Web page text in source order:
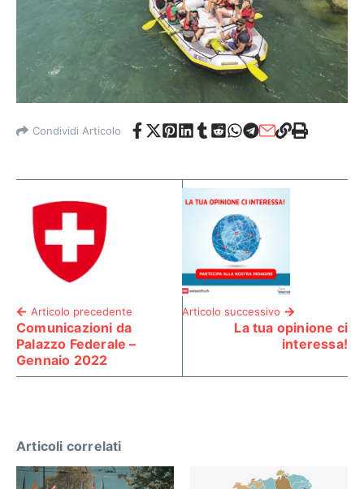
Condividi Articolo
Articolo precedente
Comunicazioni da
Palazzo Federale –
Gennaio 2022
Articolo successivo
La tua opinione ci
interessa!
Articoli correlati